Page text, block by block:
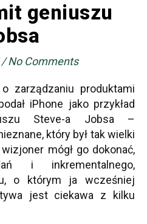
geniuszu
/ No Comments
iPhone jako przykład
Steve-a Jobsa –
który był tak wielki
mógł go dokonać,
i inkrementalnego,
o którym ja wcześniej
jest ciekawa z kilku